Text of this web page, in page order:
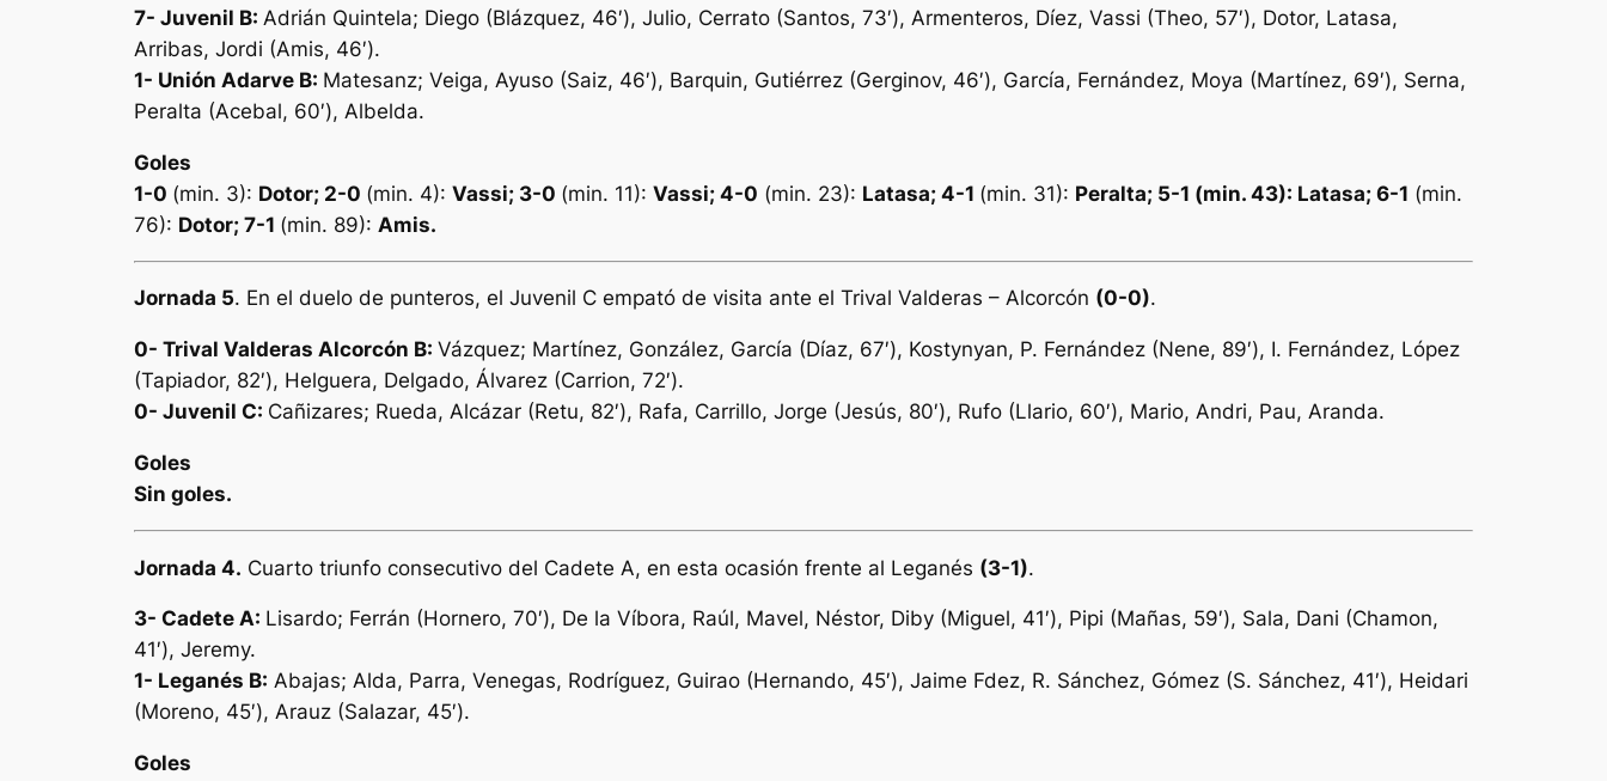
7- Juvenil B: Adrián Quintela; Diego (Blázquez, 46′), Julio, Cerrato (Santos, 73′), Armenteros, Díez, Vassi (Theo, 57′), Dotor, Latasa,
Arribas, Jordi (Amis, 46′).
1- Unión Adarve B: Matesanz; Veiga, Ayuso (Saiz, 46′), Barquin, Gutiérrez (Gerginov, 46′), García, Fernández, Moya (Martínez, 69′), Serna,
Peralta (Acebal, 60′), Albelda.
Goles
1-0 (min. 3): Dotor; 2-0 (min. 4): Vassi; 3-0 (min. 11): Vassi; 4-0 (min. 23): Latasa; 4-1 (min. 31): Peralta; 5-1 (min. 43): Latasa; 6-1 (min.
76): Dotor; 7-1 (min. 89): Amis.
Jornada 5. En el duelo de punteros, el Juvenil C empató de visita ante el Trival Valderas – Alcorcón (0-0).
0- Trival Valderas Alcorcón B: Vázquez; Martínez, González, García (Díaz, 67′), Kostynyan, P. Fernández (Nene, 89′), I. Fernández, López
(Tapiador, 82′), Helguera, Delgado, Álvarez (Carrion, 72′).
0- Juvenil C: Cañizares; Rueda, Alcázar (Retu, 82′), Rafa, Carrillo, Jorge (Jesús, 80′), Rufo (Llario, 60′), Mario, Andri, Pau, Aranda.
Goles
Sin goles.
Jornada 4. Cuarto triunfo consecutivo del Cadete A, en esta ocasión frente al Leganés (3-1).
3- Cadete A: Lisardo; Ferrán (Hornero, 70′), De la Víbora, Raúl, Mavel, Néstor, Diby (Miguel, 41′), Pipi (Mañas, 59′), Sala, Dani (Chamon,
41′), Jeremy.
1- Leganés B: Abajas; Alda, Parra, Venegas, Rodríguez, Guirao (Hernando, 45′), Jaime Fdez, R. Sánchez, Gómez (S. Sánchez, 41′), Heidari
(Moreno, 45′), Arauz (Salazar, 45′).
Goles